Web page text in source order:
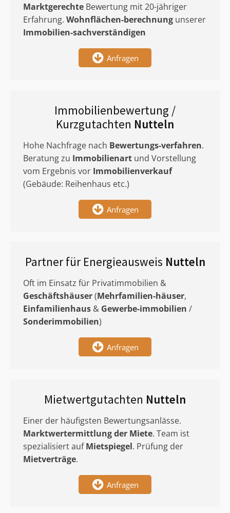
Marktgerechte Bewertung mit 20-jähriger
Erfahrung. Wohnflächen-berechnung unserer
Immobilien-sachverständigen
Anfragen
Immobilienbewertung /
Kurzgutachten Nutteln
Hohe Nachfrage nach Bewertungs-verfahren.
Beratung zu Immobilienart und Vorstellung
vom Ergebnis vor Immobilienverkauf
(Gebäude: Reihenhaus etc.)
Anfragen
Partner für Energieausweis Nutteln
Oft im Einsatz für Privatimmobilien &
Geschäftshäuser(Mehrfamilien-häuser,
Einfamilienhaus & Gewerbe-immobilien /
Sonderimmobilien)
Anfragen
Mietwertgutachten Nutteln
Einer der häufigsten Bewertungsanlässe.
Marktwertermittlungder Miete. Team ist
spezialisiert aufMietspiegel. Prüfung der
Mietverträge.
Anfragen